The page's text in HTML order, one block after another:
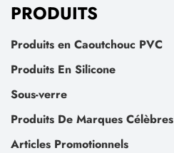
PRODUITS
Produits en Caoutchouc PVC
Produits En Silicone
Sous-verre
Produits De Marques Célèbres
Articles Promotionnels